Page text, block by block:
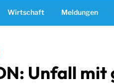
Wirtschaft Meldungen
Unfall